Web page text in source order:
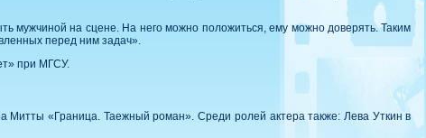
мужчиной на сцене. На него можно положиться, ему можно доверять. Таким
перед ним задач».
при МГСУ.
Митты «Граница. Таежный роман». Среди ролей актера также: Лева Уткин в